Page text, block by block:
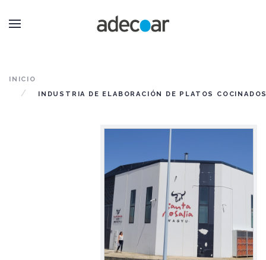
INICIO
INDUSTRIA DE ELABORACIÓN DE PLATOS